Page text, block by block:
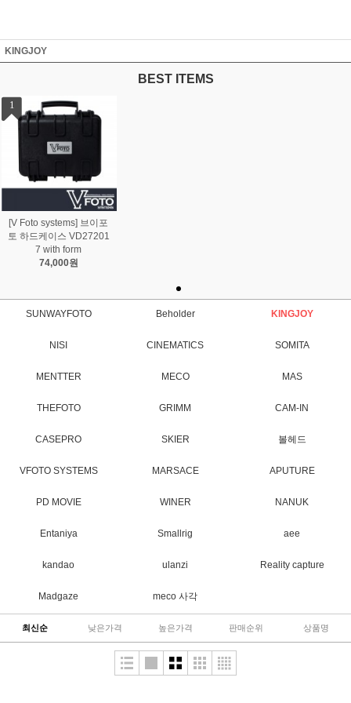
KINGJOY
BEST ITEMS
1
[V Foto systems] 브이포
토 하드케이스 VD27201
7 with form
74,000원
SUNWAYFOTO Beholder KINGJOY
NISI CINEMATICS SOMITA
MENTTER MECO MAS
THEFOTO GRIMM CAM-IN
CASEPRO SKIER 볼헤드
VFOTO SYSTEMS MARSACE APUTURE
PD MOVIE WINER NANUK
Entaniya Smallrig aee
kandao ulanzi Reality capture
Madgaze meco 사각
최신순 낮은가격 높은가격 판매순위 상품명